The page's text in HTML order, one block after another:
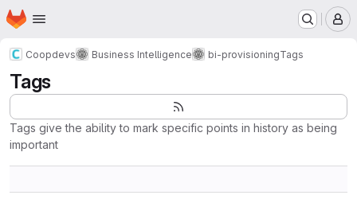
Skip to main content
Homepage
Coopdevs Business Intelligence bi-provisioningTags
Tags
Tags give the ability to mark specific points in history as being
important